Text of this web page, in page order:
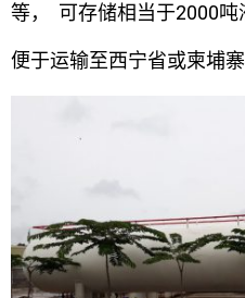
等， 可存储相当于2000吨
便于运输至西宁省或柬埔寨